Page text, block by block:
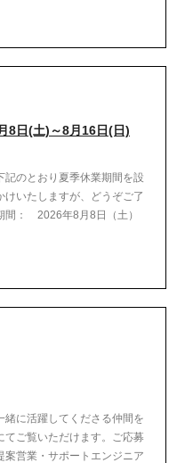
8日(土)～8月16日(日)
記のとおり夏季休業期間を設
いたしますが、どうぞご了
間： 2026年8月8日（土）
緒に活躍してくださる仲間を
ご覧いただけます。ご応募
案営業・サポートエンジニア